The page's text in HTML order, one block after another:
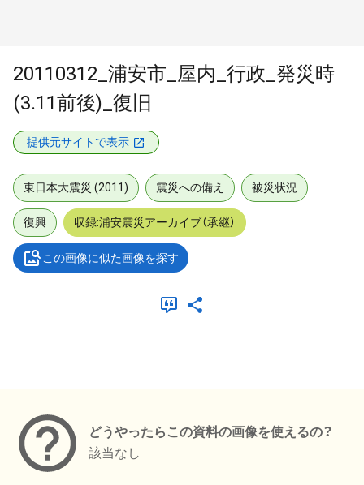
20110312_浦安市_屋内_行政_発災時
(3.11前後)_復旧
提供元サイトで表示
東日本大震災 (2011) 震災への備え 被災状況
復興 収録:浦安震災アーカイブ（承継）
この画像に似た画像を探す
どうやったらこの資料の画像を使えるの？
該当なし